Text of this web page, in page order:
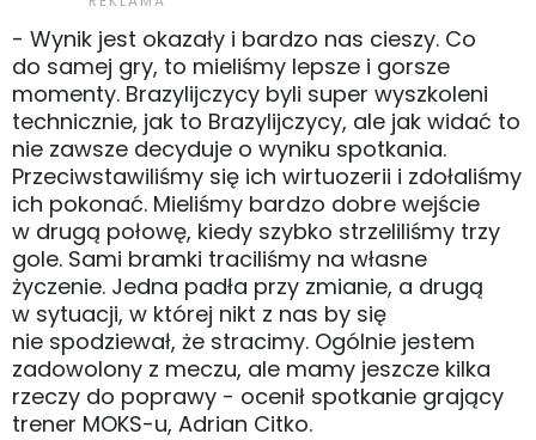
- Wynik jest okazały i bardzo nas cieszy. Co
do samej gry, to mieliśmy lepsze i gorsze
momenty. Brazylijczycy byli super wyszkoleni
technicznie, jak to Brazylijczycy, ale jak widać to
nie zawsze decyduje o wyniku spotkania.
Przeciwstawiliśmy się ich wirtuozerii i zdołaliśmy
ich pokonać. Mieliśmy bardzo dobre wejście
w drugą połowę, kiedy szybko strzeliliśmy trzy
gole. Sami bramki traciliśmy na własne
życzenie. Jedna padła przy zmianie, a drugą
w sytuacji, w której nikt z nas by się
nie spodziewał, że stracimy. Ogólnie jestem
zadowolony z meczu, ale mamy jeszcze kilka
rzeczy do poprawy - ocenił spotkanie grający
trener MOKS-u, Adrian Citko.